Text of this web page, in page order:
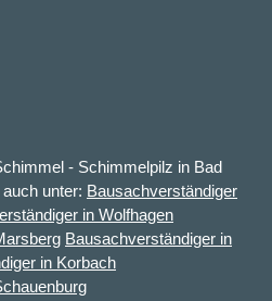
- Schimmelpilz in Bad
unter: Bausachverständiger
in Wolfhagen
Bausachverständiger in
in Korbach